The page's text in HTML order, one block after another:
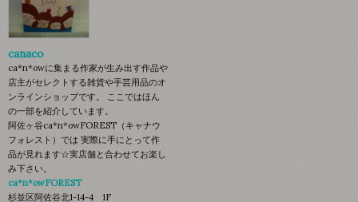
canaco
ca*n*owに集まる作家が生み出す作品や
店主がセレクトする雑貨や手芸用品のオ
ンラインショップです。 ここではほん
の一部を紹介しています。
阿佐ヶ谷ca*n*owFOREST（キャナウ
フォレスト）では 実際に手にとって作
品が見れます☆実店舗と合わせてお楽し
み下さい。
ca*n*owFOREST
杉並区阿佐谷北1-14-4 1F